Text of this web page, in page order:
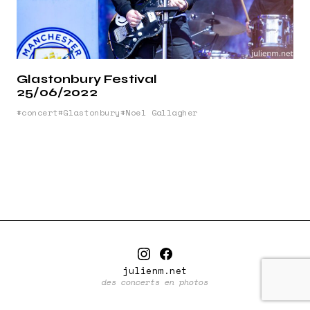
Glastonbury Festival
25/06/2022
concert Glastonbury Noel Gallagher
julienm.net
des concerts en photos